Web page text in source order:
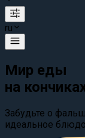
ru
Мир еды
на
Забудьте о
идеальное